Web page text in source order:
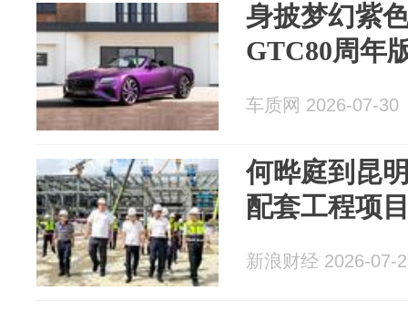
身披梦幻紫
GTC80周年
车质网 2026-07-30
何晔庭到昆
配套工程项
新浪财经 2026-07-